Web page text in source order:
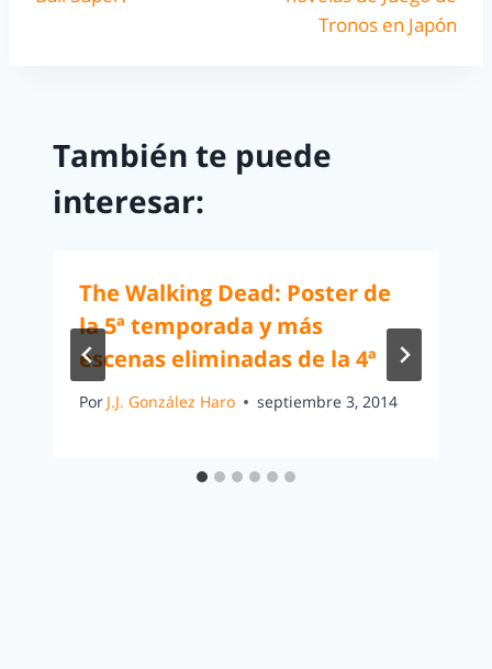
Tronos en Japón
También te puede
interesar:
The Walking Dead: Poster de
la 5ª temporada y más
escenas eliminadas de la 4ª
Por J.J. González Haro septiembre 3, 2014